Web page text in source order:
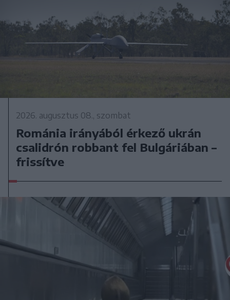
2026. augusztus 08., szombat
Románia irányából érkező ukrán
csalidrón robbant fel Bulgáriában –
frissítve